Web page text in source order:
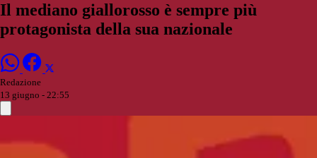
Il mediano giallorosso è sempre più
protagonista della sua nazionale
Redazione
13 giugno - 22:55